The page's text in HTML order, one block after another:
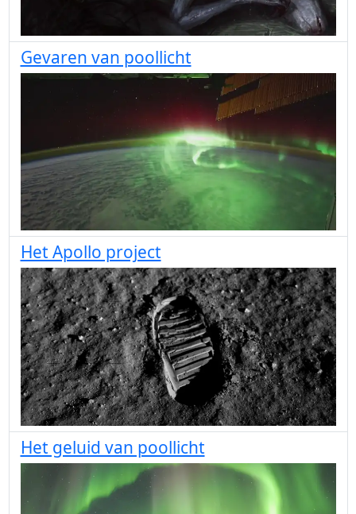
Gevaren van poollicht
Het Apollo project
Het geluid van poollicht